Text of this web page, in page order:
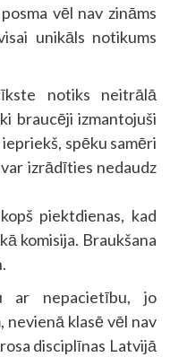
vēl nav zināms
unikāls notikums
notiks neitrālā
braucēji izmantojuši
spēku samēri
izrādīties nedaudz
piektdienas, kad
komisija. Braukšana
ar nepacietību, jo
nevienā klasē vēl nav
disciplīnas Latvijā